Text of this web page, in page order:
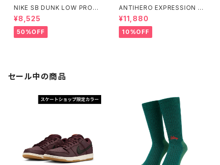
NIKE SB DUNK LOW PRO
"MUNI" Small Size
¥8,525
50%OFF
ANTIHERO EXPRESSION C
hris Johanson Victor Pelle
grin 8.06インチ アンタイヒー
ロー エクスプレッション
¥11,880
10%OFF
セール中の商品